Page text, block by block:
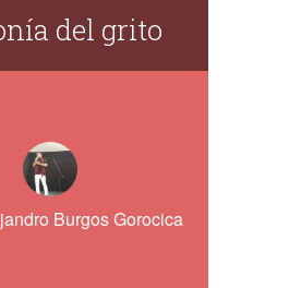
del grito
Burgos Gorocica